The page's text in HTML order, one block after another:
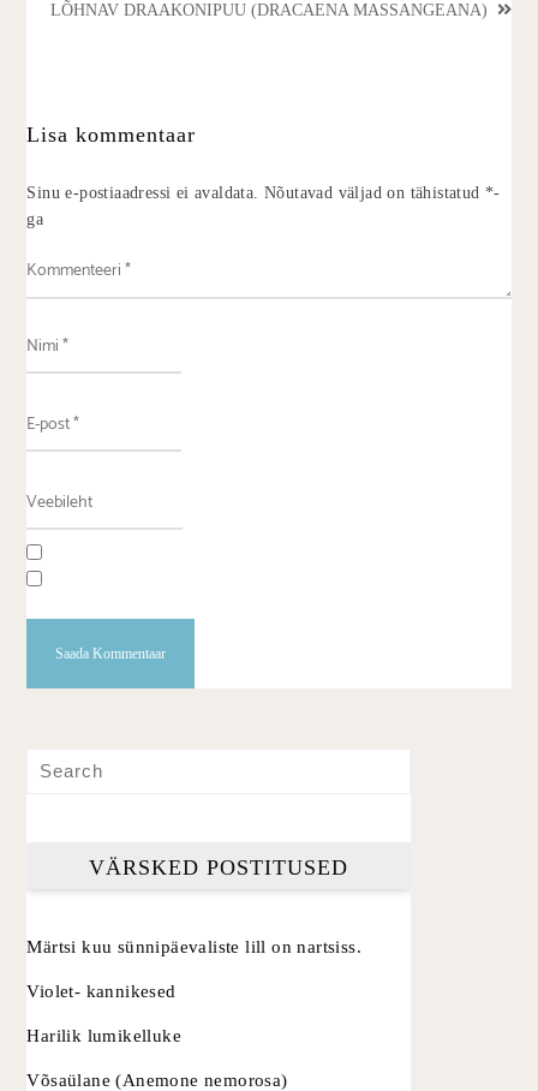
LÕHNAV DRAAKONIPUU (DRACAENA MASSANGEANA)
Lisa kommentaar
Sinu e-postiaadressi ei avaldata. Nõutavad väljad on tähistatud *-
ga
VÄRSKED POSTITUSED
Märtsi kuu sünnipäevaliste lill on nartsiss.
Violet- kannikesed
Harilik lumikelluke
Võsaülane (Anemone nemorosa)